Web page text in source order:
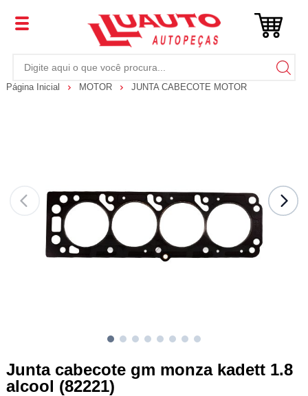
Página Inicial MOTOR JUNTA CABECOTE MOTOR
Junta cabecote gm monza kadett 1.8
alcool (82221)